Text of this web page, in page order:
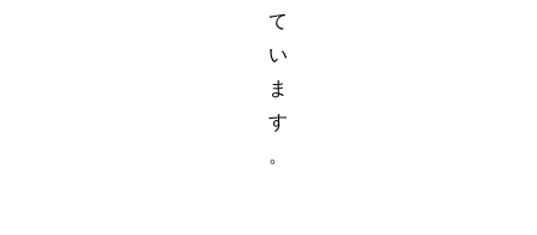
て
い
ま
す
。